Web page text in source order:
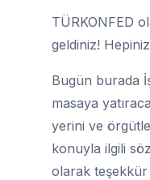
TÜRKONFED
geldiniz!
Bugün burada
masaya
yerini ve
konuyla ilgili
olarak